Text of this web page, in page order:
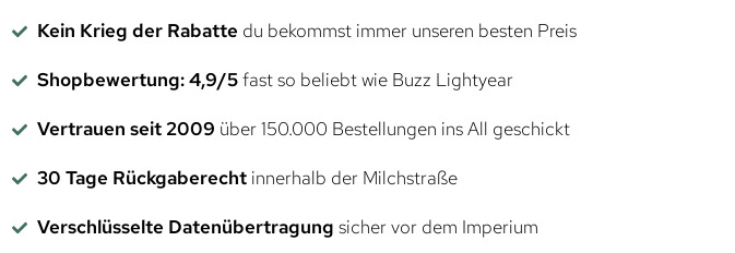
Kein Krieg der Rabatte du bekommst immer unseren besten Preis
Shopbewertung: 4,9/5fast so beliebt wie Buzz Lightyear
Vertrauen seit 2009 über 150.000 Bestellungen ins All geschickt
30 Tage Rückgaberechtinnerhalb der Milchstraße
Verschlüsselte Datenübertragung sicher vor dem Imperium